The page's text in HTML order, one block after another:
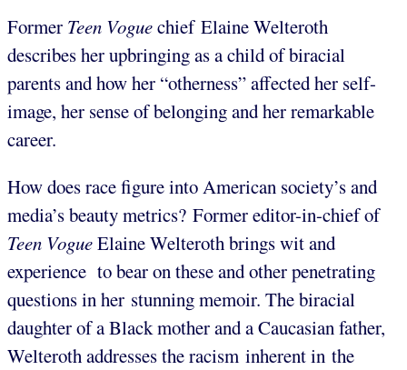
Former Teen Voguechief Elaine Welteroth
describes her upbringing as a child of biracial
parents and how her “otherness” affected her self-
image, her sense of belonging and her remarkable
career.
How does race figure into American society’s and
media’s beauty metrics? Former editor-in-chief of
Teen VogueElaine Welterothbrings wit and
experience to bear on these and other penetrating
questions in her stunning memoir. The biracial
daughter of a Black mother and a Caucasian father,
Welteroth addresses the racism inherent in the